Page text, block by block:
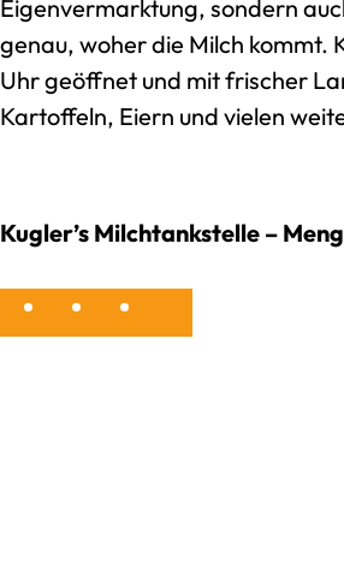
Eigenvermarktung, sondern
genau, woher die Milch kommt.
Uhr geöffnet und mit frischer
Kartoffeln, Eiern und vielen
Kugler’s Milchtankstelle –